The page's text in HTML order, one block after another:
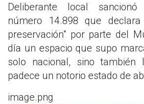
Deliberante local
número 14.898 que
preservación" por parte del
día un espacio que supo
solo nacional, sino también
padece un notorio estado de
image.png